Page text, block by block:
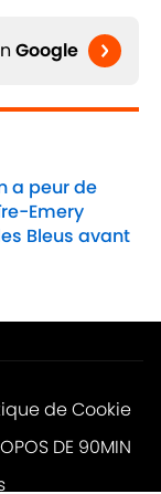
Google
a peur de
Emery
Bleus avant
de Cookie
DE 90MIN